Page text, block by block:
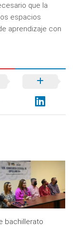
que la
espacios
aprendizaje con
bachillerato